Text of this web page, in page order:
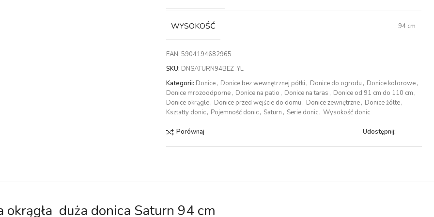
WYSOKOŚĆ 94 cm
EAN: 5904194682965
SKU: DNSATURN94BEZ_YL
Kategorii: Donice, Donice bez wewnętrznej półki , Donice do ogrodu , Donice kolorowe,
Donice mrozoodporne, Donice na patio , Donice na taras , Donice od 91 cm do 110 cm ,
Donice okrągłe, Donice przed wejście do domu , Donice zewnętrzne, Donice żółte,
Kształty donic, Pojemność donic, Saturn , Serie donic, Wysokość donic
Porównaj Udostępnij:
okrągła duża donica Saturn 94 cm